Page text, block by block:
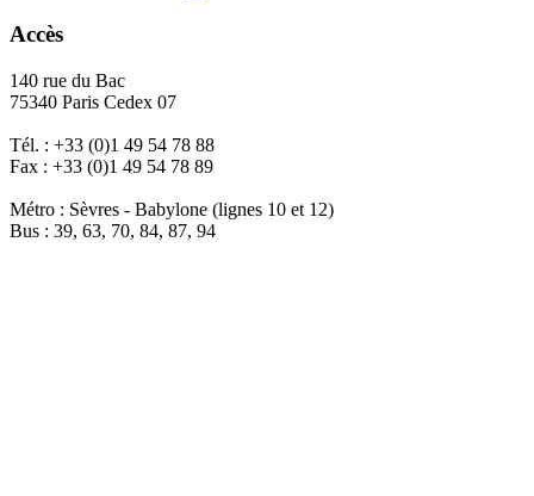
Accès
140 rue du Bac
75340 Paris Cedex 07
Tél. : +33 (0)1 49 54 78 88
Fax : +33 (0)1 49 54 78 89
Métro : Sèvres - Babylone (lignes 10 et 12)
Bus : 39, 63, 70, 84, 87, 94